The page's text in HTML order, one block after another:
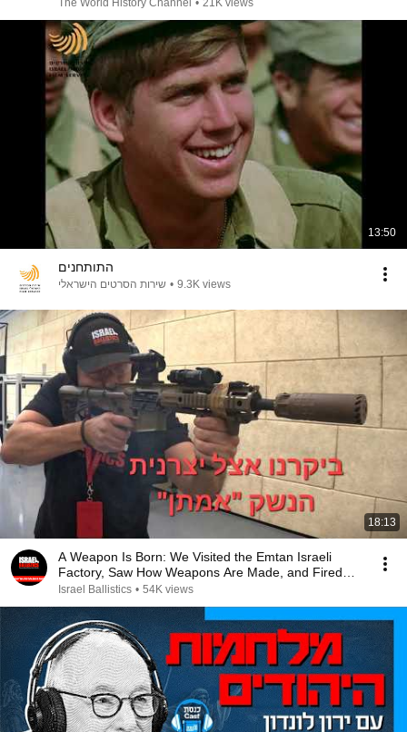
The World History Channel • 21K views
13:50
התותחנים
שירות הסרטים הישראלי • 9.3K views
18:13
A Weapon Is Born: We Visited the Emtan Israeli
Factory, Saw How Weapons Are Made, and Fired
Many ...
Israel Ballistics • 54K views